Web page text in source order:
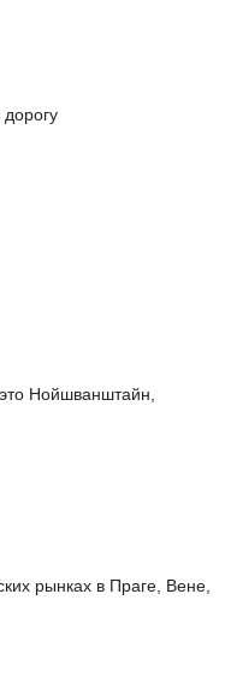
Нойшванштайн,
рынках в Праге, Вене,